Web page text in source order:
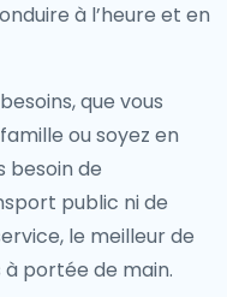
à l’heure et en
que vous
ou soyez en
besoin de
public ni de
le meilleur de
portée de main.